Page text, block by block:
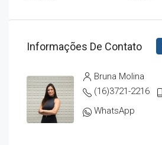
Informações De Contato
Bruna Molina
(16)3721-2216
WhatsApp